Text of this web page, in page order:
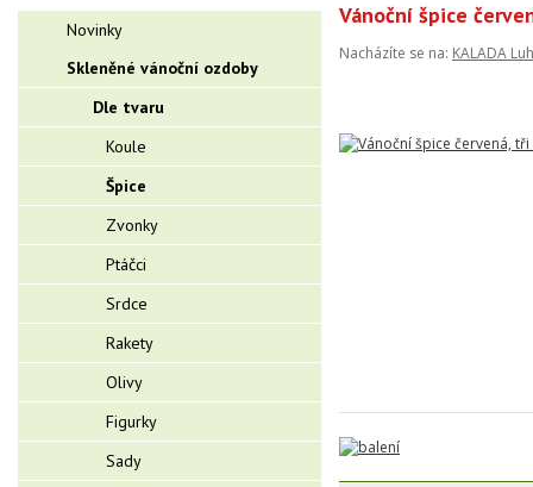
Novinky
Skleněné vánoční ozdoby
Dle tvaru
Koule
Špice
Zvonky
Ptáčci
Srdce
Rakety
Olivy
Figurky
Sady
Vánoční špice
Nacházíte se na: KALADA